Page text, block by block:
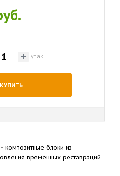
упак
КУПИТЬ
композитные блоки из
временных реставраций